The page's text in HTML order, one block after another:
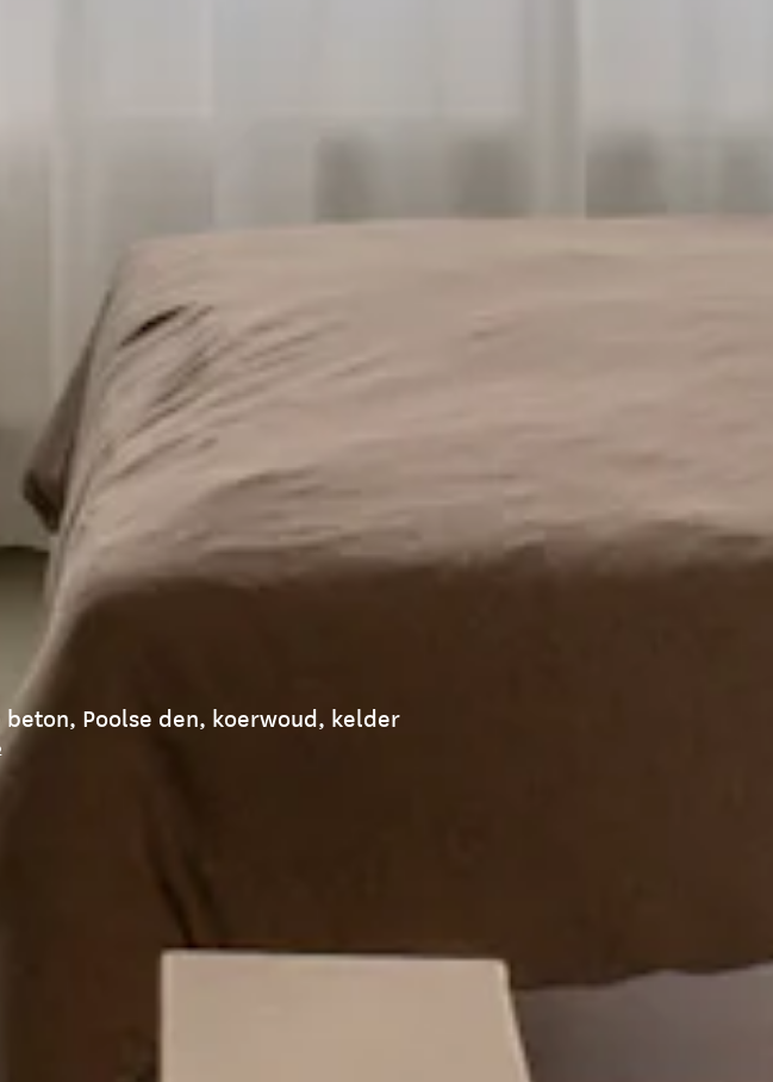
Poolse den, koerwoud, kelder